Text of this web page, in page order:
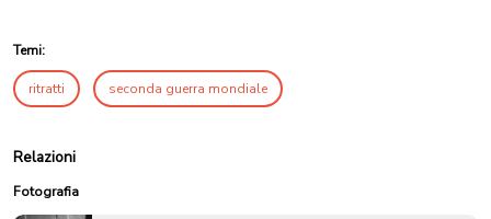
Temi:
ritratti seconda guerra mondiale
Relazioni
Fotografia